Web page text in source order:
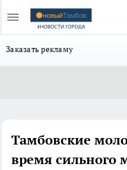
Заказать рекламу
Тамбовские
время сильного